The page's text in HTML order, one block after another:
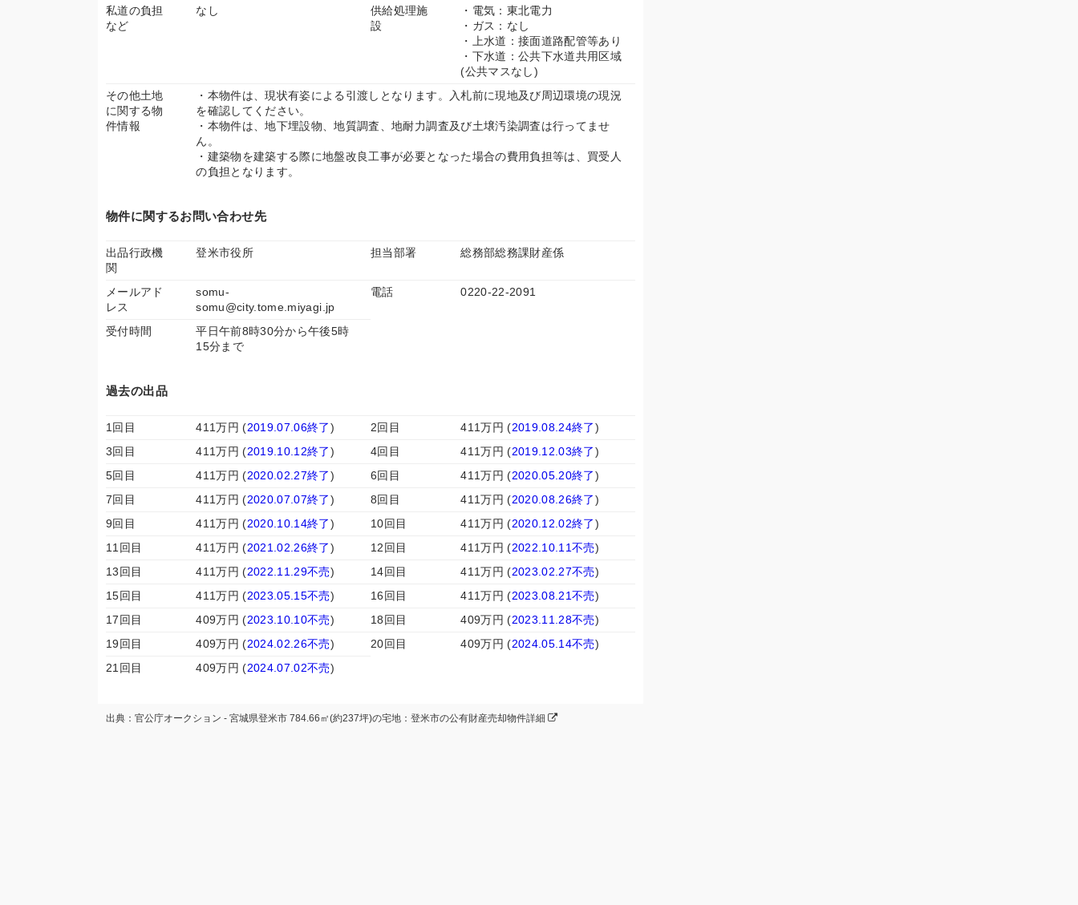
私道の負担
など
なし
供給処理施
設
・電気：東北電力
・ガス：なし
・上水道：接面道路配管等あり
・下水道：公共下水道共用区域
(公共マスなし)
その他土地
に関する物
件情報
・本物件は、現状有姿による引渡しとなります。入札前に現地及び周辺環境の現況
を確認してください。
・本物件は、地下埋設物、地質調査、地耐力調査及び土壌汚染調査は行ってませ
ん。
・建築物を建築する際に地盤改良工事が必要となった場合の費用負担等は、買受人
の負担となります。
物件に関するお問い合わせ先
出品行政機
関
登米市役所 担当部署 総務部総務課財産係
メールアド
レス
somu-
somu@city.tome.miyagi.jp
電話 0220-22-2091
受付時間
平日午前8時30分から午後5時
15分まで
過去の出品
1回目 411万円 (2019.07.06終了) 2回目 411万円 (2019.08.24終了)
3回目
411万円 (2019.10.12終了) 4回目 411万円 (2019.12.03終了)
5回目
411万円 (2020.02.27終了) 6回目 411万円 (2020.05.20終了)
7回目
411万円 (2020.07.07終了) 8回目 411万円 (2020.08.26終了)
9回目
411万円 (2020.10.14終了) 10回目 411万円 (2020.12.02終了)
11回目
411万円 (2021.02.26終了) 12回目 411万円 (2022.10.11不売)
13回目
411万円 (2022.11.29不売) 14回目 411万円 (2023.02.27不売)
15回目
411万円 (2023.05.15不売) 16回目 411万円 (2023.08.21不売)
17回目
409万円 (2023.10.10不売) 18回目 409万円 (2023.11.28不売)
19回目
409万円 (2024.02.26不売) 20回目 409万円 (2024.05.14不売)
21回目
409万円 (2024.07.02不売)
出典：官公庁オークション - 宮城県登米市 784.66㎡(約237坪)の宅地：登米市の公有財産売却物件詳細